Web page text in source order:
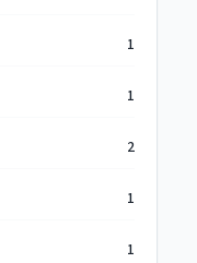
1
1
2
1
1